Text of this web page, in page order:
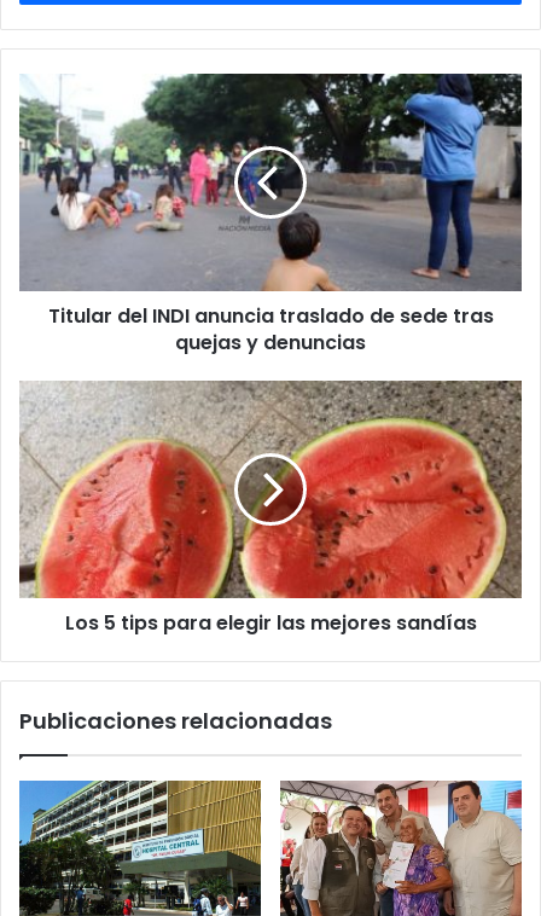
Titular del INDI anuncia traslado de sede tras
quejas y denuncias
Los 5 tips para elegir las mejores sandías
Publicaciones relacionadas